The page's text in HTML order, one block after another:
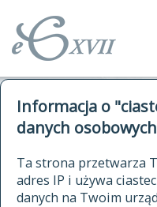
Informacja o
danych osobowych
Ta strona przetwarza
adres IP i używa
danych na Twoim
autorzy Słownika
historia
publikacje
źródła
kwerendy
jak cytować Słownik